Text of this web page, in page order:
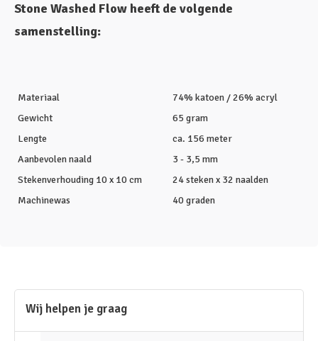
Stone Washed Flow heeft de volgende
samenstelling:
Materiaal
74% katoen / 26% acryl
Gewicht
65 gram
Lengte
ca. 156 meter
Aanbevolen naald
3 - 3,5 mm
Stekenverhouding 10 x 10 cm
24 steken x 32 naalden
Machinewas
40 graden
Wij helpen je graag